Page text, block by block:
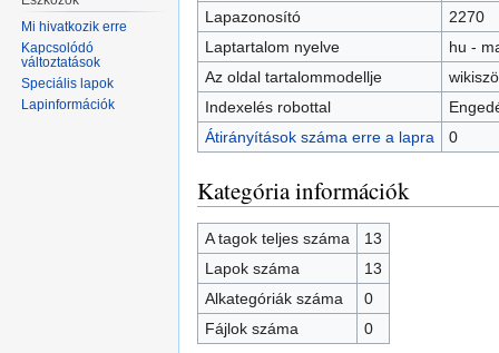
Lapazonosító
2270
Laptartalom nyelve
hu -
Az oldal tartalommodellje
Indexelés robottal
Átirányítások száma erre a lapra
0
Kategória információk
A tagok teljes száma
13
Lapok száma
13
Alkategóriák száma
0
Fájlok száma
0
Mi hivatkozik erre
Kapcsolódó
változtatások
Speciális lapok
Lapinformációk